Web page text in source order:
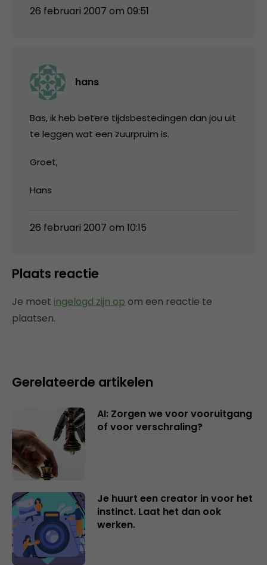
26 februari 2007 om 09:51
hans
Bas, ik heb betere tijdsbestedingen dan jou uit
te leggen wat een zuurpruim is.
Groet,
Hans
26 februari 2007 om 10:15
Plaats reactie
Je moet ingelogd zijn op om een reactie te
plaatsen.
Gerelateerde artikelen
AI: Zorgen we voor vooruitgang
of voor verschraling?
Je huurt een creator in voor het
instinct. Laat het dan ook
werken.